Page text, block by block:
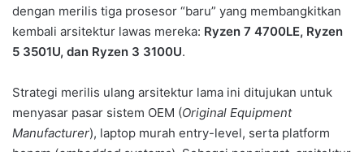
dengan merilis tiga prosesor “baru” yang membangkitkan
kembali arsitektur lawas mereka: Ryzen 7 4700LE, Ryzen
5 3501U, dan Ryzen 3 3100U.
Strategi merilis ulang arsitektur lama ini ditujukan untuk
menyasar pasar sistem OEM (Original Equipment
Manufacturer), laptop murah entry-level, serta platform